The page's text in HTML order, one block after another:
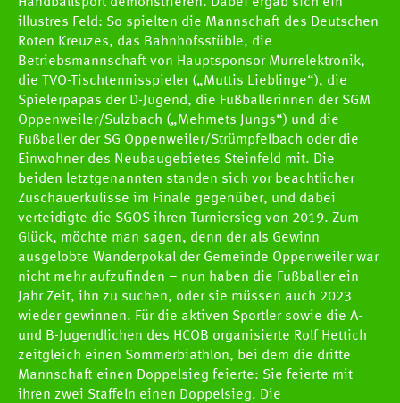
HCOB
TEAMS
SPIELE
NEWS
Newscenter
Pressestelle
Handball Aktuell
Datenbank
illustres Feld: So spielten die Mannschaft des Deutschen
Roten Kreuzes, das Bahnhofsstüble, die
Betriebsmannschaft von Hauptsponsor Murrelektronik,
die TVO-Tischtennisspieler („Muttis Lieblinge“), die
Spielerpapas der D-Jugend, die Fußballerinnen der SGM
Oppenweiler/Sulzbach („Mehmets Jungs“) und die
Fußballer der SG Oppenweiler/Strümpfelbach oder die
Einwohner des Neubaugebietes Steinfeld mit. Die
beiden letztgenannten standen sich vor beachtlicher
Zuschauerkulisse im Finale gegenüber, und dabei
verteidigte die SGOS ihren Turniersieg von 2019. Zum
Glück, möchte man sagen, denn der als Gewinn
ausgelobte Wanderpokal der Gemeinde Oppenweiler war
nicht mehr aufzufinden – nun haben die Fußballer ein
Jahr Zeit, ihn zu suchen, oder sie müssen auch 2023
wieder gewinnen. Für die aktiven Sportler sowie die A-
und B-Jugendlichen des HCOB organisierte Rolf Hettich
zeitgleich einen Sommerbiathlon, bei dem die dritte
Mannschaft einen Doppelsieg feierte: Sie feierte mit
ihren zwei Staffeln einen Doppelsieg. Die